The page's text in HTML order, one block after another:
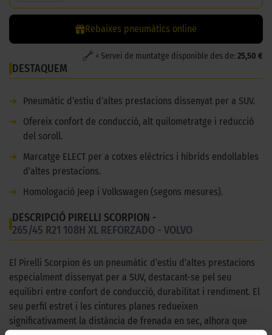
Rebaixes pneumàtics online
+ Servei de muntatge disponible des de: 25,50 €
DESTAQUEM
➜
Pneumàtic d’estiu d’altes prestacions dissenyat per a SUV.
➜
Ofereix confort de conducció, alt quilometratge i reducció
del soroll.
➜
Marcatge ELECT per a cotxes elèctrics i híbrids endollables
d’altes prestacions.
➜
Homologació Jeep i Volkswagen (segons mesures).
DESCRIPCIÓ PIRELLI SCORPION -
265/45 R21 108H XL REFORZADO - VOLVO
El Pirelli Scorpion és un pneumàtic d’estiu d’altes prestacions
especialment dissenyat per a SUV, destacant-se pel seu
equilibri entre confort de conducció, durabilitat i rendiment. El
seu perfil estret i les cintures planes redueixen
significativament la distància de frenada en sec, alhora que